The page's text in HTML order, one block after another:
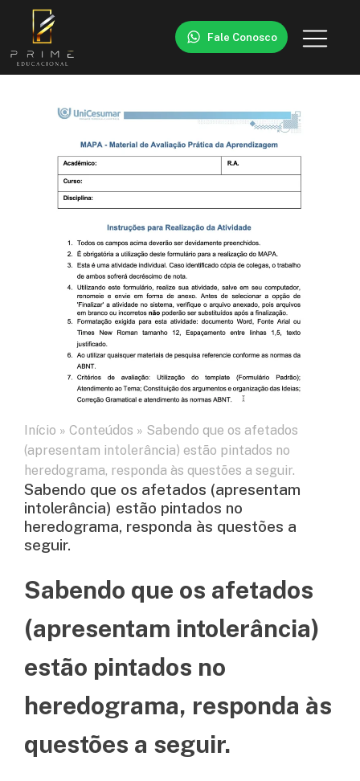
Fale Conosco
Início » Conteúdos » Sabendo que os afetados
(apresentam intolerância) estão pintados no
heredograma, responda às questões a seguir.
Sabendo que os afetados (apresentam
intolerância) estão pintados no
heredograma, responda às questões a
seguir.
Sabendo que os afetados
(apresentam intolerância)
estão pintados no
heredograma, responda às
questões a seguir.